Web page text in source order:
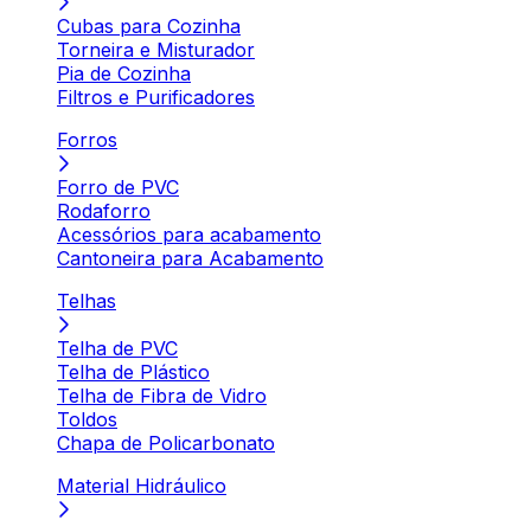
Cubas para Cozinha
Torneira e Misturador
Pia de Cozinha
Filtros e Purificadores
Forros
Forro de PVC
Rodaforro
Acessórios para acabamento
Cantoneira para Acabamento
Telhas
Telha de PVC
Telha de Plástico
Telha de Fibra de Vidro
Toldos
Chapa de Policarbonato
Material Hidráulico